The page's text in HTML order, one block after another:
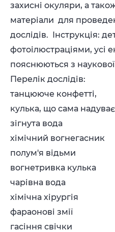
захисні окуляри, а
матеріали для
дослідів. Інструкція:
фотоілюстраціями, усі
пояснюються з
Перелік дослідів:
танцююче конфетті,
кулька, що сама
зігнута вода
хімічний вогнегасник
полум'я відьми
вогнетривка кулька
чарівна вода
хімічна хірургія
фараонові змії
гасіння свічки